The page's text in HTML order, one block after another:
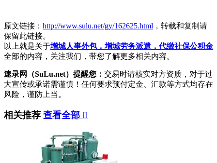
原文链接： http://www.sulu.net/gy/162625.html ，转载和复制请
保留此链接。
以上就是关于增城人事外包，增城劳务派遣，代缴社保公积金
全部的内容，关注我们，带您了解更多相关内容。
速录网（SuLu.net）提醒您： 交易时请核实对方资质，对于过
大宣传或承诺需谨慎！任何要求预付定金、汇款等方式均存在
风险，谨防上当。
相关推荐 查看全部 